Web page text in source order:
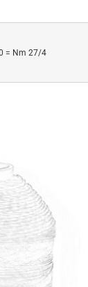
= Nm 27/4